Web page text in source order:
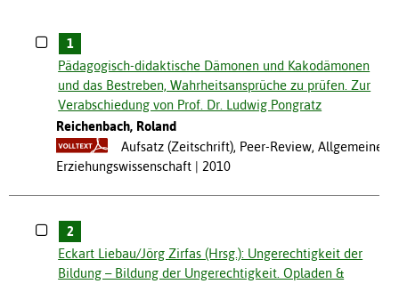
1
Pädagogisch-didaktische Dämonen und Kakodämonen
und das Bestreben, Wahrheitsansprüche zu prüfen. Zur
Verabschiedung von Prof. Dr. Ludwig Pongratz
Reichenbach, Roland
Aufsatz (Zeitschrift), Peer-Review, Allgemeine
Erziehungswissenschaft
2010
2
Eckart Liebau/Jörg Zirfas (Hrsg.): Ungerechtigkeit der
Bildung – Bildung der Ungerechtigkeit. Opladen &